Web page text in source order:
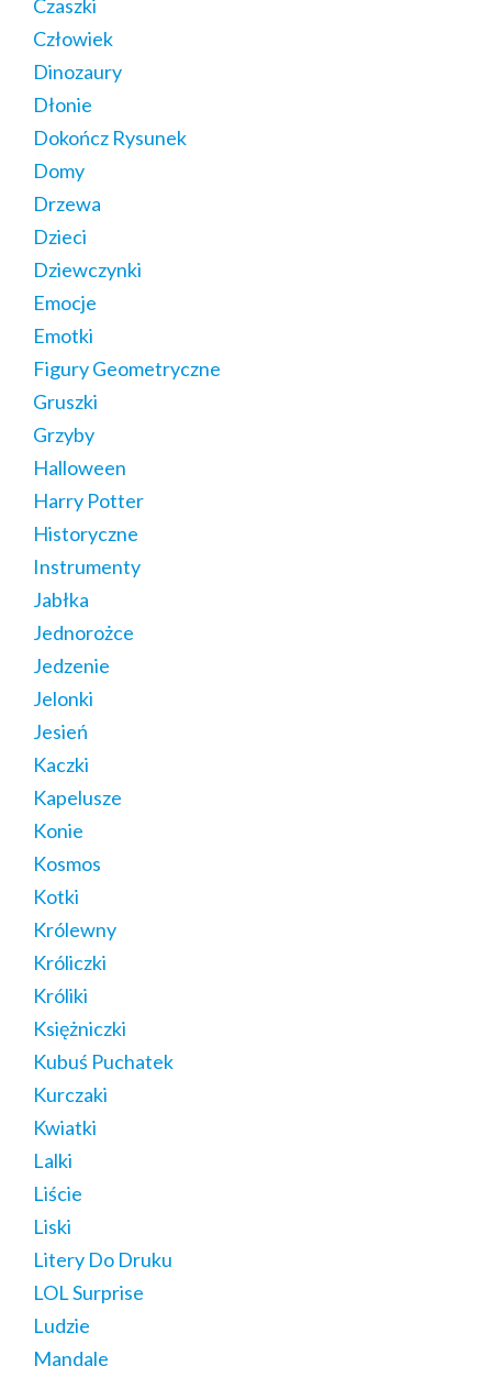
Czaszki
Człowiek
Dinozaury
Dłonie
Dokończ Rysunek
Domy
Drzewa
Dzieci
Dziewczynki
Emocje
Emotki
Figury Geometryczne
Gruszki
Grzyby
Halloween
Harry Potter
Historyczne
Instrumenty
Jabłka
Jednorożce
Jedzenie
Jelonki
Jesień
Kaczki
Kapelusze
Konie
Kosmos
Kotki
Królewny
Króliczki
Króliki
Księżniczki
Kubuś Puchatek
Kurczaki
Kwiatki
Lalki
Liście
Liski
Litery Do Druku
LOL Surprise
Ludzie
Mandale